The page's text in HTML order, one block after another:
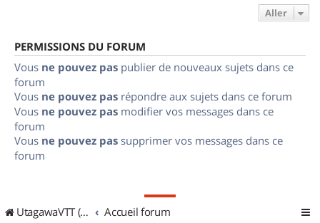
Aller
PERMISSIONS DU FORUM
Vous ne pouvez pas publier de nouveaux sujets dans ce
forum
Vous ne pouvez pas répondre aux sujets dans ce forum
Vous ne pouvez pas modifier vos messages dans ce
forum
Vous ne pouvez pas supprimer vos messages dans ce
forum
UtagawaVTT (Randos VTT et VTTAE avec traces GPS) Accueil forum